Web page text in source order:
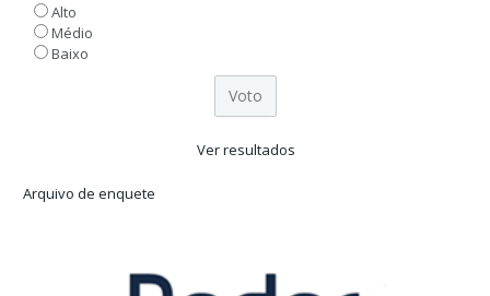
Alto
Médio
Baixo
Ver resultados
Arquivo de enquete